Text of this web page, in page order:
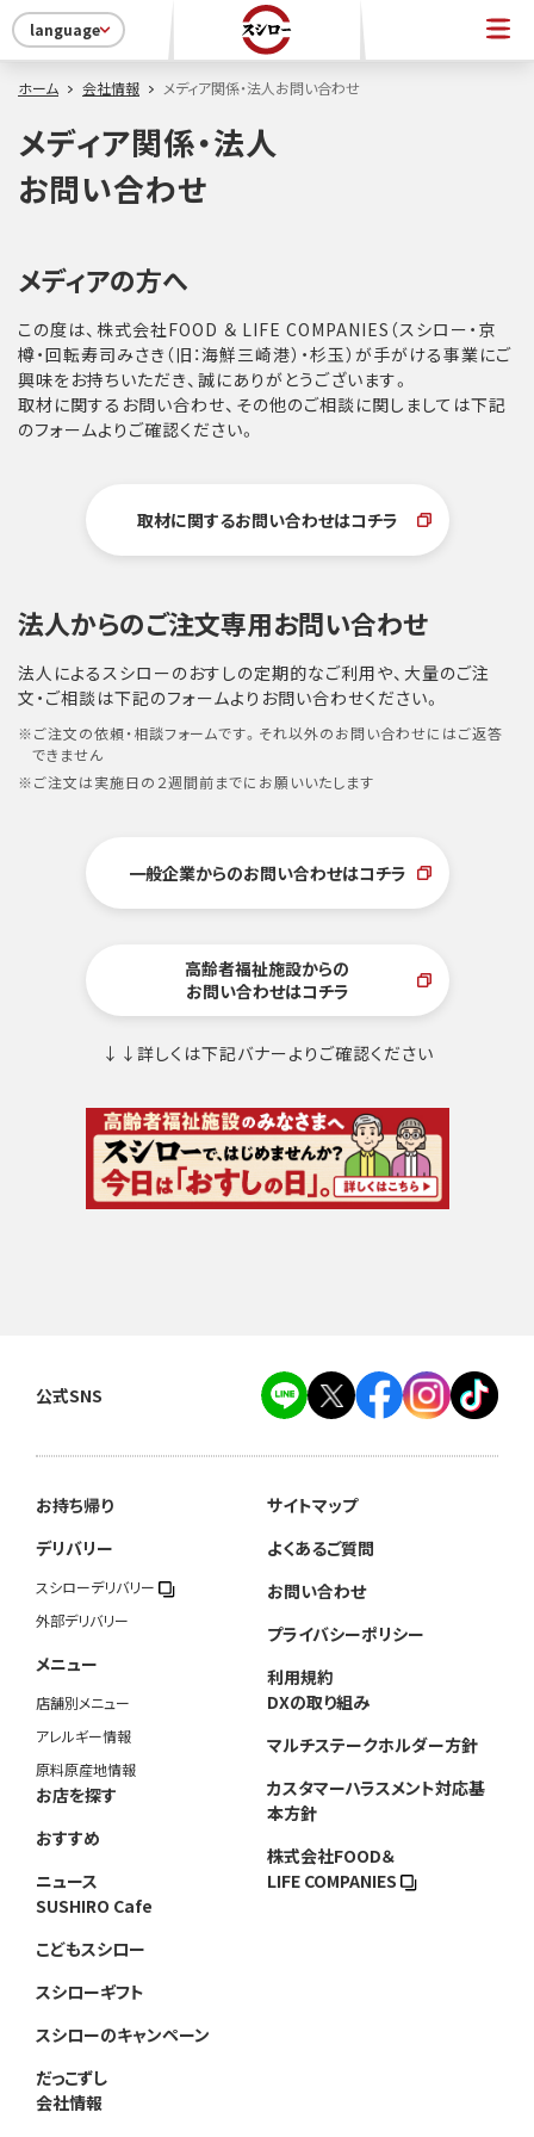
language
ホーム 会社情報 メディア関係・法人お問い合わせ
メディア関係・法人
お問い合わせ
メディアの方へ
この度は、株式会社FOOD ＆ LIFE COMPANIES（スシロー・京
樽・回転寿司みさき（旧：海鮮三崎港）・杉玉）が手がける事業にご
興味をお持ちいただき、誠にありがとうございます。
取材に関するお問い合わせ、その他のご相談に関しましては下記
のフォームよりご確認ください。
取材に関するお問い合わせはコチラ
法人からのご注文専用お問い合わせ
法人によるスシローのおすしの定期的なご利用や、大量のご注
文・ご相談は下記のフォームよりお問い合わせください。
※ご注文の依頼・相談フォームです。それ以外のお問い合わせにはご返答
できません
※ご注文は実施日の２週間前までにお願いいたします
一般企業からのお問い合わせはコチラ
高齢者福祉施設からの
お問い合わせはコチラ
↓↓詳しくは下記バナーよりご確認ください
公式SNS
お持ち帰り
デリバリー
スシローデリバリー
外部デリバリー
メニュー
店舗別メニュー
アレルギー情報
原料原産地情報
お店を探す
おすすめ
ニュース
SUSHIRO Cafe
こどもスシロー
スシローギフト
スシローのキャンペーン
だっこずし
会社情報
サイトマップ
よくあるご質問
お問い合わせ
プライバシーポリシー
利用規約
DXの取り組み
マルチステークホルダー方針
カスタマーハラスメント対応基
本方針
株式会社FOOD＆
LIFE COMPANIES